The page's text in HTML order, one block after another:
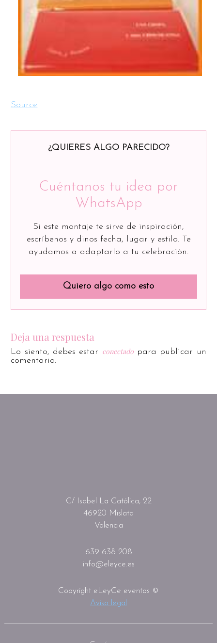
Source
¿QUIERES ALGO PARECIDO?
Cuéntanos tu idea por
WhatsApp
Si este montaje te sirve de inspiración,
escríbenos y dinos fecha, lugar y estilo. Te
ayudamos a adaptarlo a tu celebración.
Quiero algo como esto
Deja una respuesta
Lo siento, debes estar conectadopara publicar un
comentario.
C/ Isabel La Católica, 22
46920 Mislata
Valencia
639 638 208
info@eleyce.es
Copyright eLeyCe eventos ©
Aviso legal